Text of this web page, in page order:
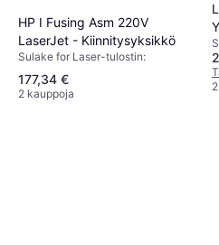
HP I Fusing Asm 220V
LaserJet - Kiinnitysyksikkö
Sulake for Laser-tulostin:
177,34 €
2 kauppoja